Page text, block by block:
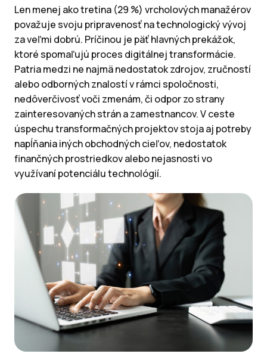
Len menej ako tretina (29 %) vrcholových manažérov
považuje svoju pripravenosť na technologický vývoj
za veľmi dobrú. Príčinou je päť hlavných prekážok,
ktoré spomaľujú proces digitálnej transformácie.
Patria medzi ne najmä nedostatok zdrojov, zručností
alebo odborných znalostí v rámci spoločnosti,
nedôverčivosť voči zmenám, či odpor zo strany
zainteresovaných strán a zamestnancov. V ceste
úspechu transformačných projektov stoja aj potreby
napĺňania iných obchodných cieľov, nedostatok
finančných prostriedkov alebo nejasnosti vo
využívaní potenciálu technológií.